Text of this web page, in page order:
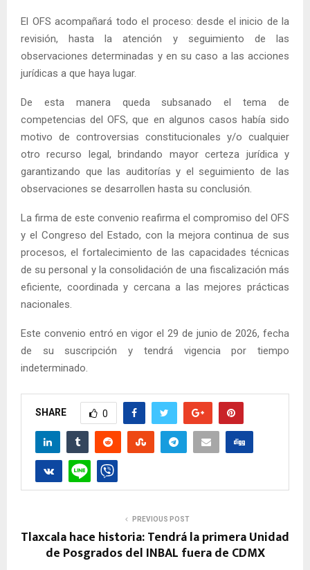
El OFS acompañará todo el proceso: desde el inicio de la
revisión, hasta la atención y seguimiento de las
observaciones determinadas y en su caso a las acciones
jurídicas a que haya lugar.
De esta manera queda subsanado el tema de
competencias del OFS, que en algunos casos había sido
motivo de controversias constitucionales y/o cualquier
otro recurso legal, brindando mayor certeza jurídica y
garantizando que las auditorías y el seguimiento de las
observaciones se desarrollen hasta su conclusión.
La firma de este convenio reafirma el compromiso del OFS
y el Congreso del Estado, con la mejora continua de sus
procesos, el fortalecimiento de las capacidades técnicas
de su personal y la consolidación de una fiscalización más
eficiente, coordinada y cercana a las mejores prácticas
nacionales.
Este convenio entró en vigor el 29 de junio de 2026, fecha
de su suscripción y tendrá vigencia por tiempo
indeterminado.
SHARE 0
PREVIOUS POST
Tlaxcala hace historia: Tendrá la primera Unidad
de Posgrados del INBAL fuera de CDMX